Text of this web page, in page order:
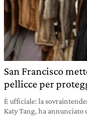
San Francisco
pellicce per
È ufficiale: la
Katy Tang, ha